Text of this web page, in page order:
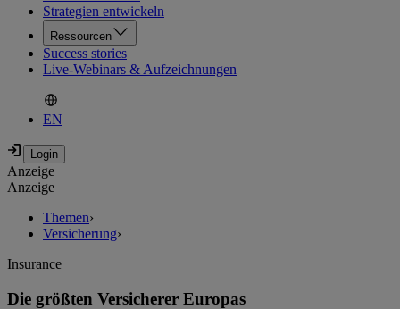
Strategien entwickeln
Ressourcen
Success stories
Live-Webinars & Aufzeichnungen
EN
Anzeige
Anzeige
Themen›
Versicherung›
Insurance
Die größten Versicherer Europas